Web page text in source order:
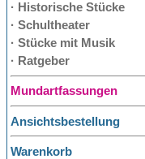
· Historische Stücke
· Schultheater
· Stücke mit Musik
· Ratgeber
Mundartfassungen
Ansichtsbestellung
Warenkorb